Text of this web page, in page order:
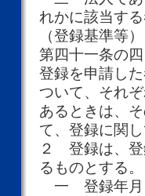
れかに該当す
（登録基準等）
第四十一条の
登録を申請し
ついて、それ
あるときは、
て、登録に関
２ 登録は、登
るものとする。
一 登録年月